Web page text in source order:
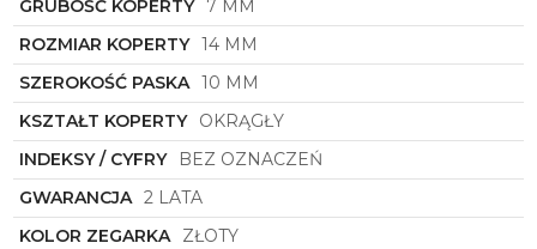
Michael Korsto marka znana z luksusowych i
designerskich zegarków, które zachwycają detalem
i jakością wykonania. Nie pozostawaj w tyle za
najnowszymi trendami, sięgnij po
odrobinę luksusu do swojej kolekcji zegarków.
GRUBOŚĆ KOPERTY 7 MM
ROZMIAR KOPERTY 14 MM
SZEROKOŚĆ PASKA 10 MM
KSZTAŁT KOPERTY OKRĄGŁY
INDEKSY / CYFRY
BEZ OZNACZEŃ
GWARANCJA 2 LATA
KOLOR ZEGARKA ZŁOTY